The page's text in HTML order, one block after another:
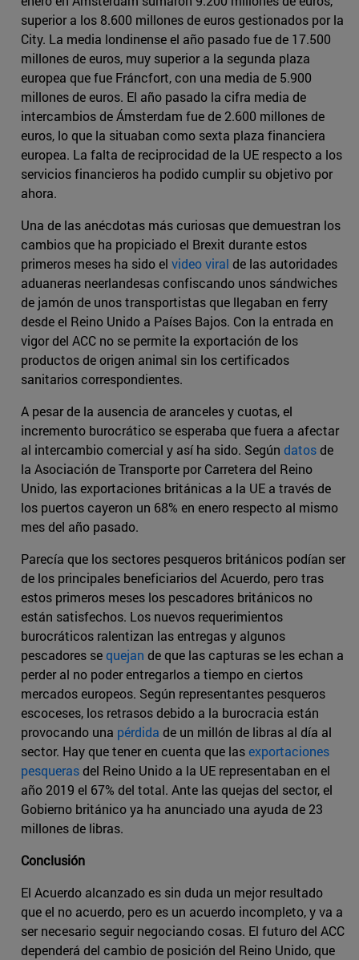
superior a los 8.600 millones de euros gestionados por la
City. La media londinense el año pasado fue de 17.500
millones de euros, muy superior a la segunda plaza
europea que fue Fráncfort, con una media de 5.900
millones de euros. El año pasado la cifra media de
intercambios de Ámsterdam fue de 2.600 millones de
euros, lo que la situaban como sexta plaza financiera
europea. La falta de reciprocidad de la UE respecto a los
servicios financieros ha podido cumplir su objetivo por
ahora.
Una de las anécdotas más curiosas que demuestran los
cambios que ha propiciado el Brexit durante estos
primeros meses ha sido el video viral de las autoridades
aduaneras neerlandesas confiscando unos sándwiches
de jamón de unos transportistas que llegaban en ferry
desde el Reino Unido a Países Bajos. Con la entrada en
vigor del ACC no se permite la exportación de los
productos de origen animal sin los certificados
sanitarios correspondientes.
A pesar de la ausencia de aranceles y cuotas, el
incremento burocrático se esperaba que fuera a afectar
al intercambio comercial y así ha sido. Según datosde
la Asociación de Transporte por Carretera del Reino
Unido, las exportaciones británicas a la UE a través de
los puertos cayeron un 68% en enero respecto al mismo
mes del año pasado.
Parecía que los sectores pesqueros británicos podían ser
de los principales beneficiarios del Acuerdo, pero tras
estos primeros meses los pescadores británicos no
están satisfechos. Los nuevos requerimientos
burocráticos ralentizan las entregas y algunos
pescadores sequejan de que las capturas se les echan a
perder al no poder entregarlos a tiempo en ciertos
mercados europeos. Según representantes pesqueros
escoceses, los retrasos debido a la burocracia están
provocando una pérdida de un millón de libras al día al
sector. Hay que tener en cuenta que lasexportaciones
pesquerasdel Reino Unido a la UE representaban en el
año 2019 el 67% del total. Ante las quejas del sector, el
Gobierno británico ya ha anunciado una ayuda de 23
millones de libras.
Conclusión
El Acuerdo alcanzado es sin duda un mejor resultado
que el no acuerdo, pero es un acuerdo incompleto, y va a
ser necesario seguir negociando cosas. El futuro del ACC
dependerá del cambio de posición del Reino Unido, que